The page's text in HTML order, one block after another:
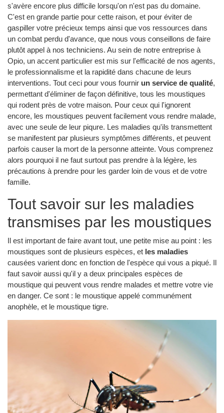
s'avère encore plus difficile lorsqu'on n'est pas du domaine.
C'est en grande partie pour cette raison, et pour éviter de
gaspiller votre précieux temps ainsi que vos ressources dans
un combat perdu d'avance, que nous vous conseillons de faire
plutôt appel à nos techniciens. Au sein de notre entreprise à
Opio, un accent particulier est mis sur l'efficacité de nos agents,
le professionnalisme et la rapidité dans chacune de leurs
interventions. Tout ceci pour vous fournir un service de qualité,
permettant d'éliminer de façon définitive, tous les moustiques
qui rodent près de votre maison. Pour ceux qui l'ignorent
encore, les moustiques peuvent facilement vous rendre malade,
avec une seule de leur piqure. Les maladies qu'ils transmettent
se manifestent par plusieurs symptômes différents, et peuvent
parfois causer la mort de la personne atteinte. Vous comprenez
alors pourquoi il ne faut surtout pas prendre à la légère, les
précautions à prendre pour les garder loin de vous et de votre
famille.
Tout savoir sur les maladies
transmises par les moustiques
Il est important de faire avant tout, une petite mise au point : les
moustiques sont de plusieurs espèces, et les maladies
causées varient donc en fonction de l'espèce qui vous a piqué. Il
faut savoir aussi qu'il y a deux principales espèces de
moustique qui peuvent vous rendre malades et mettre votre vie
en danger. Ce sont : le moustique appelé communément
anophèle, et le moustique tigre.